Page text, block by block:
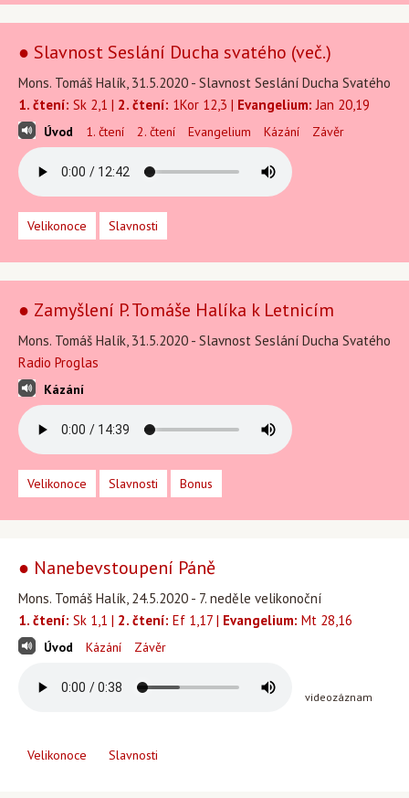
● Slavnost Seslání Ducha svatého (več.)
Mons. Tomáš Halík, 31.5.2020 - Slavnost Seslání Ducha Svatého
1. čtení: Sk 2,1 | 2. čtení: 1Kor 12,3 | Evangelium: Jan 20,19
Úvod 1. čtení 2. čtení Evangelium Kázání Závěr
Velikonoce Slavnosti
● Zamyšlení P. Tomáše Halíka k Letnicím
Mons. Tomáš Halík, 31.5.2020 - Slavnost Seslání Ducha Svatého
Radio Proglas
Kázání
Velikonoce Slavnosti Bonus
● Nanebevstoupení Páně
Mons. Tomáš Halík, 24.5.2020 - 7. neděle velikonoční
1. čtení: Sk 1,1 | 2. čtení: Ef 1,17 | Evangelium: Mt 28,16
Úvod Kázání Závěr
videozáznam
Velikonoce Slavnosti